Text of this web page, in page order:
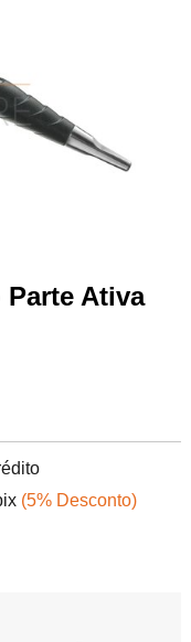
Ativa
(5% Desconto)